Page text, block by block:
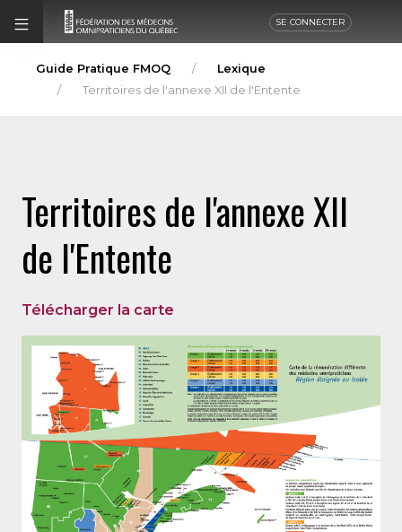
SE CONNECTER
Guide Pratique FMOQ
Lexique
Territoires de l'annexe XII de l'Entente
Territoires de l'annexe XII
de l'Entente
Télécharger la carte